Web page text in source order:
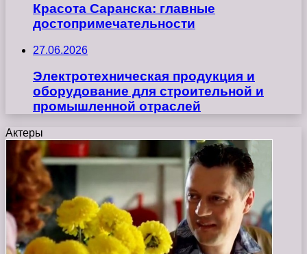
Красота Саранска: главные
достопримечательности
27.06.2026
Электротехническая продукция и
оборудование для строительной и
промышленной отраслей
Актеры